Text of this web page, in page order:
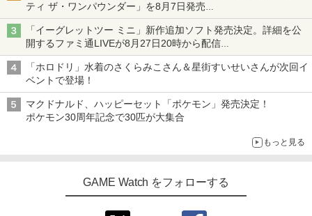
ティ ザ・ワンパウンダー」を8月7日発売
「特製ガーリックマヨソース」を使用した超大型チーズバーガー
「イーグレットツー ミニ」新作追加ソフト発売決定。詳細を公
開するファミ通LIVEが8月27日20時から配信
シリーズ累計100タイトルへ
「ホロドリ」水着のさくらみこさん＆星街すいせいさんが次回イ
ベントで登場！
マクドナルド、ハッピーセット「ポケモン」発売決定！
ポケモン30周年記念で30匹が大集合
もっと見る
GAME Watch をフォローする